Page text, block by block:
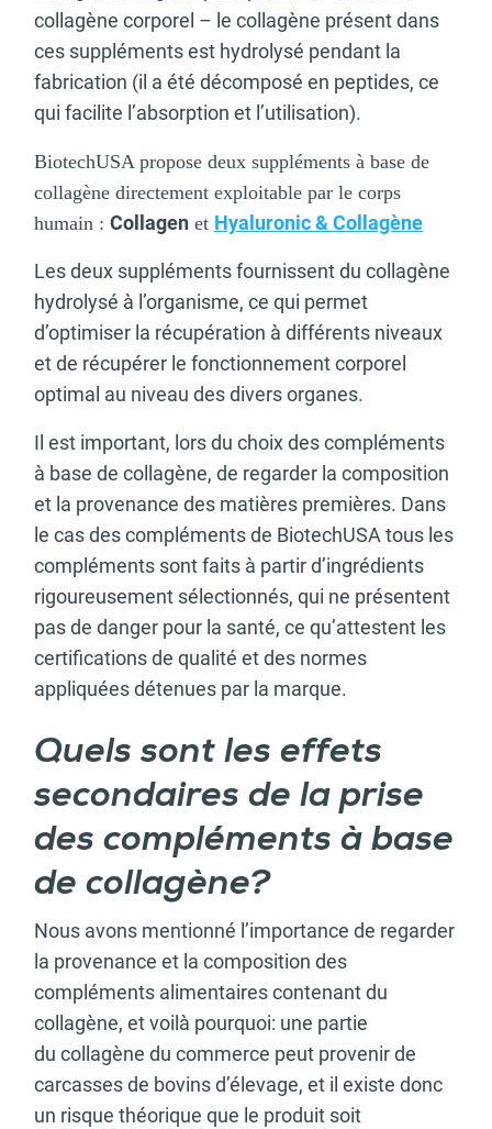
collagène corporel – le collagène présent dans
ces suppléments est hydrolysé pendant la
fabrication (il a été décomposé en peptides, ce
qui facilite l’absorption et l’utilisation).
BiotechUSA propose deux suppléments à base de
collagène directement exploitable par le corps
humain : Collagen et Hyaluronic & Collagène
Les deux suppléments fournissent du collagène
hydrolysé à l’organisme, ce qui permet
d’optimiser la récupération à différents niveaux
et de récupérer le fonctionnement corporel
optimal au niveau des divers organes.
Il est important, lors du choix des compléments
à base de collagène, de regarder la composition
et la provenance des matières premières. Dans
le cas des compléments de BiotechUSA tous les
compléments sont faits à partir d’ingrédients
rigoureusement sélectionnés, qui ne présentent
pas de danger pour la santé, ce qu’attestent les
certifications de qualité et des normes
appliquées détenues par la marque.
Quels sont les effets
secondaires de la prise
des compléments à base
de collagène?
Nous avons mentionné l’importance de regarder
la provenance et la composition des
compléments alimentaires contenant du
collagène, et voilà pourquoi: une partie
du collagène du commerce peut provenir de
carcasses de bovins d’élevage, et il existe donc
un risque théorique que le produit soit